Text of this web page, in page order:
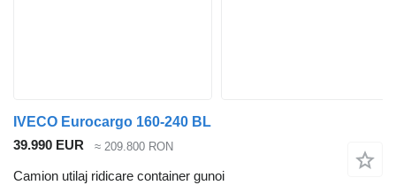
IVECO Eurocargo 160-240 BL
39.990 EUR
≈ 209.800 RON
Camion utilaj ridicare container gunoi